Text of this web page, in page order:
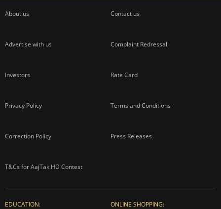
About us Contact us
Advertise with us Complaint Redressal
Investors Rate Card
Privacy Policy Terms and Conditions
Correction Policy Press Releases
T&Cs for AajTak HD Contest
EDUCATION: ONLINE SHOPPING: